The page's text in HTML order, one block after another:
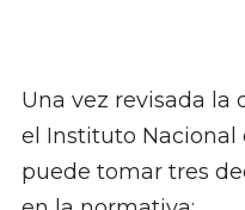
Una vez revisada la
el Instituto Nacional
puede tomar tres